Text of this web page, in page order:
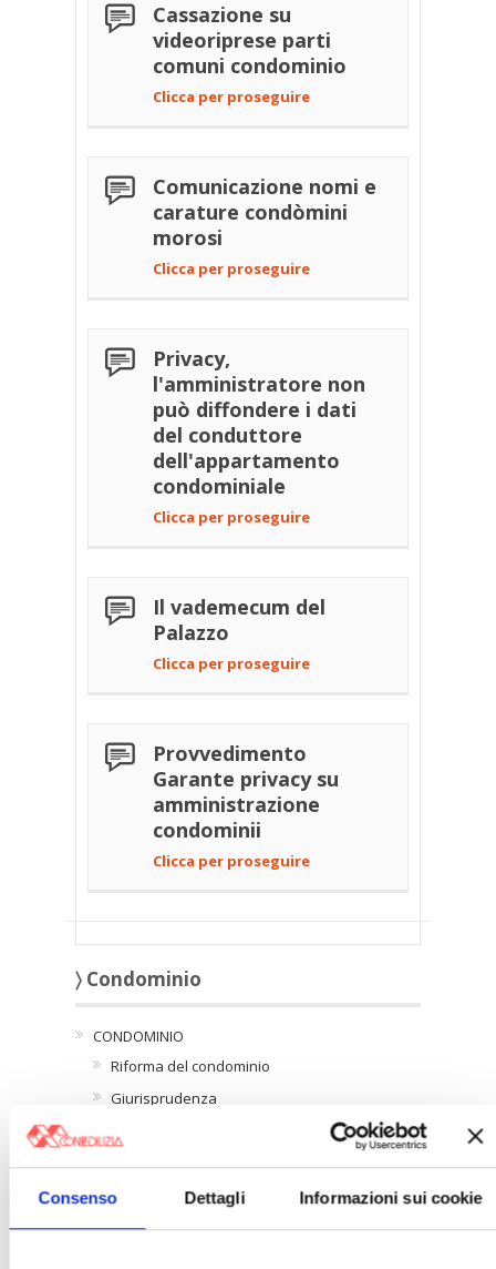
Consenso Dettagli Informazioni sui cookie
Cassazione su
videoriprese parti
comuni condominio
Clicca per proseguire
Comunicazione nomi e
carature condòmini
morosi
Clicca per proseguire
Privacy,
l'amministratore non
può diffondere i dati
del conduttore
dell'appartamento
condominiale
Clicca per proseguire
Il vademecum del
Palazzo
Clicca per proseguire
Provvedimento
Garante privacy su
amministrazione
condominii
Clicca per proseguire
〉 Condominio
CONDOMINIO
Riforma del condominio
Giurisprudenza
Privacy e condominio